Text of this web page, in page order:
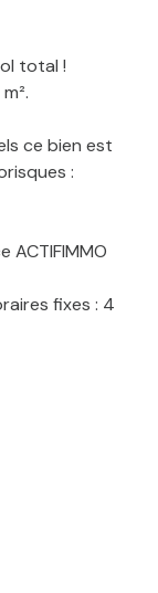
total !
ce bien est
:
fixes : 4